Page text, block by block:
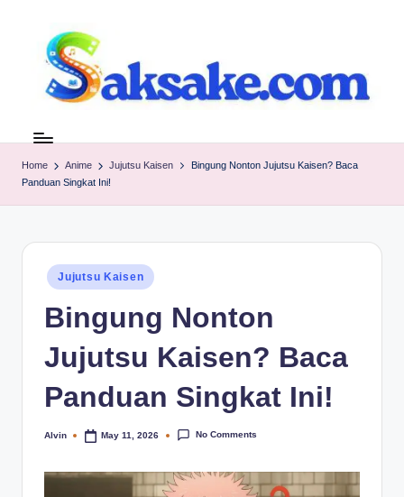
k
a
e.
m
tanpa
Basa
Basi
Home Anime Jujutsu Kaisen
Bingung Nonton Jujutsu Kaisen? Baca
Panduan Singkat Ini!
Posted
in
Jujutsu Kaisen
Bingung Nonton
Jujutsu Kaisen? Baca
Panduan Singkat Ini!
Posted
Alvin May 11, 2026 No Comments